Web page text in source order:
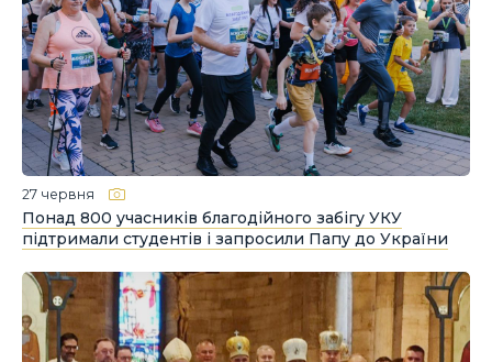
27 червня
Понад 800 учасників благодійного забігу УКУ
підтримали студентів і запросили Папу до України